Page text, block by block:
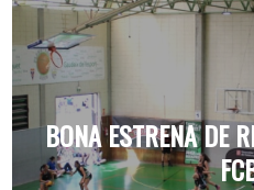
BONA ESTRENA DE